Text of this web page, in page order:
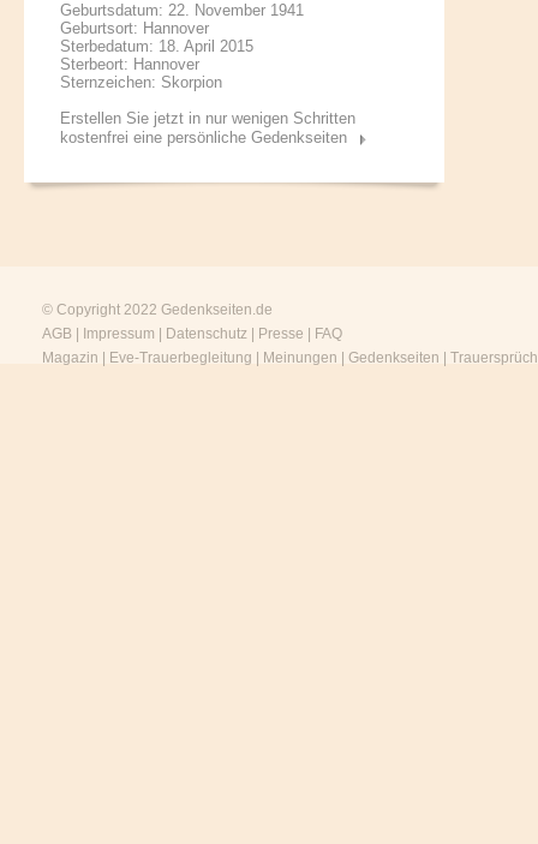
Geburtsdatum: 22. November 1941
Geburtsort: Hannover
Sterbedatum: 18. April 2015
Sterbeort: Hannover
Sternzeichen: Skorpion
Erstellen Sie jetzt in nur wenigen Schritten
kostenfrei eine persönliche Gedenkseiten
© Copyright 2022 Gedenkseiten.de
AGB
Impressum Datenschutz Presse
FAQ
Magazin
Eve-Trauerbegleitung Meinungen Gedenkseiten